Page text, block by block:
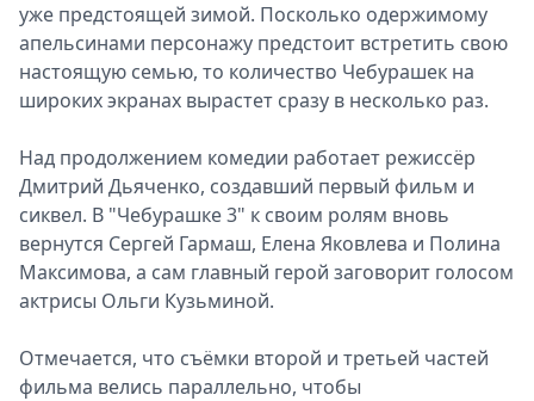
уже предстоящей зимой. Посколько одержимому
апельсинами персонажу предстоит встретить свою
настоящую семью, то количество Чебурашек на
широких экранах вырастет сразу в несколько раз.
Над продолжением комедии работает режиссёр
Дмитрий Дьяченко, создавший первый фильм и
сиквел. В "Чебурашке 3" к своим ролям вновь
вернутся Сергей Гармаш, Елена Яковлева и Полина
Максимова, а сам главный герой заговорит голосом
актрисы Ольги Кузьминой.
Отмечается, что съёмки второй и третьей частей
фильма велись параллельно, чтобы